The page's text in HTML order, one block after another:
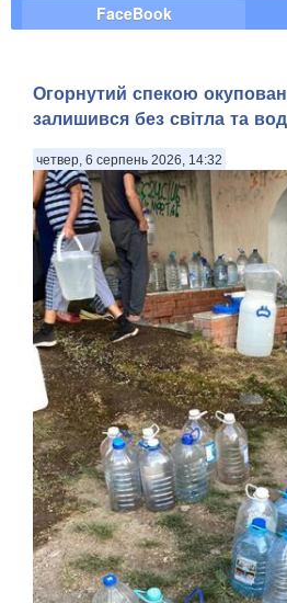
FaceBook
Огорнутий спекою
залишився без світла та
четвер, 6 серпень 2026, 14:32